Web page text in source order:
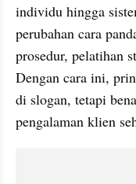
individu hingga
perubahan cara
prosedur, pelatihan
Dengan cara ini,
di slogan, tetapi
pengalaman klien